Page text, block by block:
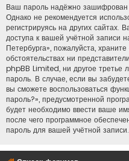
Ваш пароль надёжно
Однако не рекомендуется
регистрируясь на других сайтах.
доступа к вашей учётной записи
Петербурга», пожалуйста,
обстоятельствах ни
phpBB Limited, ни другое третье
пароль. В случае, если вы
вы сможете воспользоваться
пароль?», предусмотренной
будет необходимо ввести ваше
после чего программное
пароль для вашей учётной записи.